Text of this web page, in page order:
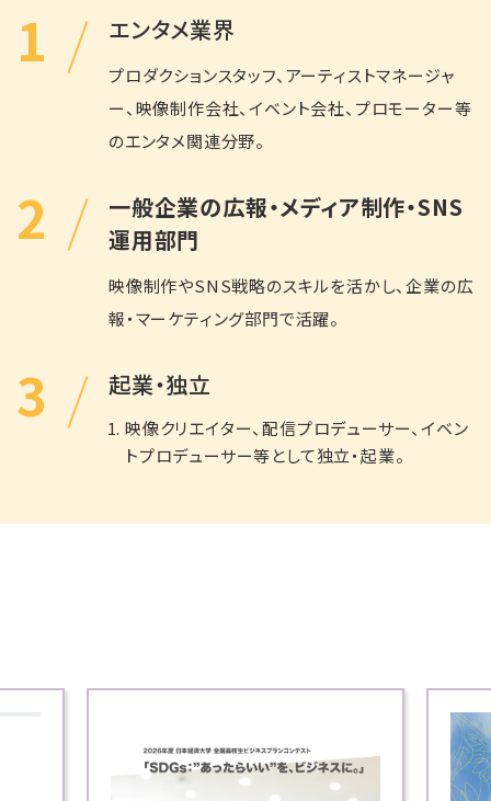
1 エンタメ業界
プロダクションスタッフ、アーティストマネージャ
ー、映像制作会社、イベント会社、プロモーター等
のエンタメ関連分野。
2
一般企業の広報・メディア制作・SNS
運用部門
映像制作やSNS戦略のスキルを活かし、企業の広
報・マーケティング部門で活躍。
3 起業・独立
映像クリエイター、配信プロデューサー、イベン
トプロデューサー等として独立・起業。